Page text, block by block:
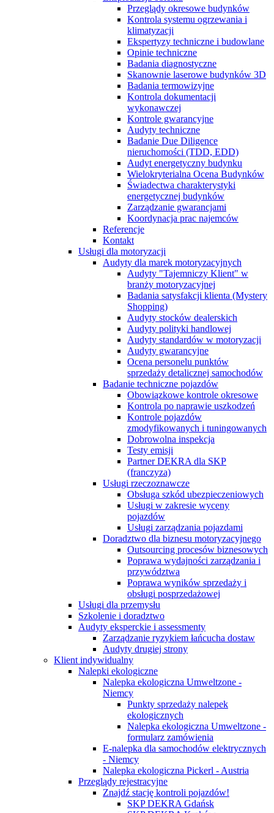
Przeglądy okresowe budynków
Kontrola systemu ogrzewania i
klimatyzacji
Ekspertyzy techniczne i budowlane
Opinie techniczne
Badania diagnostyczne
Skanownie laserowe budynków 3D
Badania termowizyjne
Kontrola dokumentacji
wykonawczej
Kontrole gwarancyjne
Audyty techniczne
Badanie Due Diligence
nieruchomości (TDD, EDD)
Audyt energetyczny budynku
Wielokryterialna Ocena Budynków
Świadectwa charakterystyki
energetycznej budynków
Zarządzanie gwarancjami
Koordynacja prac najemców
Referencje
Kontakt
Usługi dla motoryzacji
Audyty dla marek motoryzacyjnych
Audyty "Tajemniczy Klient" w
branży motoryzacyjnej
Badania satysfakcji klienta (Mystery
Shopping)
Audyty stocków dealerskich
Audyty polityki handlowej
Audyty standardów w motoryzacji
Audyty gwarancyjne
Ocena personelu punktów
sprzedaży detalicznej samochodów
Badanie techniczne pojazdów
Obowiązkowe kontrole okresowe
Kontrola po naprawie uszkodzeń
Kontrole pojazdów
zmodyfikowanych i tuningowanych
Dobrowolna inspekcja
Testy emisji
Partner DEKRA dla SKP
(franczyza)
Usługi rzeczoznawcze
Obsługa szkód ubezpieczeniowych
Usługi w zakresie wyceny
pojazdów
Usługi zarządzania pojazdami
Doradztwo dla biznesu motoryzacyjnego
Outsourcing procesów biznesowych
Poprawa wydajności zarządzania i
przywództwa
Poprawa wyników sprzedaży i
obsługi posprzedażowej
Usługi dla przemysłu
Szkolenie i doradztwo
Audyty eksperckie i assessmenty
Zarządzanie ryzykiem łańcucha dostaw
Audyty drugiej strony
Klient indywidualny
Nalepki ekologiczne
Nalepka ekologiczna Umweltzone -
Niemcy
Punkty sprzedaży nalepek
ekologicznych
Nalepka ekologiczna Umweltzone -
formularz zamówienia
E-nalepka dla samochodów elektrycznych
- Niemcy
Nalepka ekologiczna Pickerl - Austria
Przeglądy rejestracyjne
Znajdź stację kontroli pojazdów!
SKP DEKRA Gdańsk